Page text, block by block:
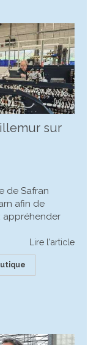
sur
de Safran
afin de
appréhender
Lire l'article